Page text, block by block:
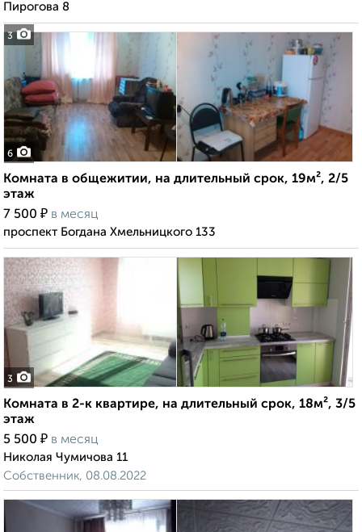
3
Пирогова 8
6
Комната в общежитии, на длительный срок, 19м², 2/5
этаж
7 500 ₽ в месяц
проспект Богдана Хмельницкого 133
3
Комната в 2-к квартире, на длительный срок, 18м², 3/5
этаж
5 500 ₽ в месяц
Николая Чумичова 11
Собственник, 08.08.2022